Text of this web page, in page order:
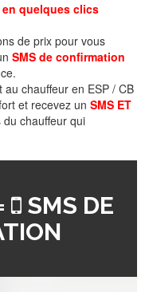
en quelques clics
de prix pour vous
SMS de confirmation
chauffeur en ESP / CB
et recevez un SMS ET
chauffeur qui
SMS DE